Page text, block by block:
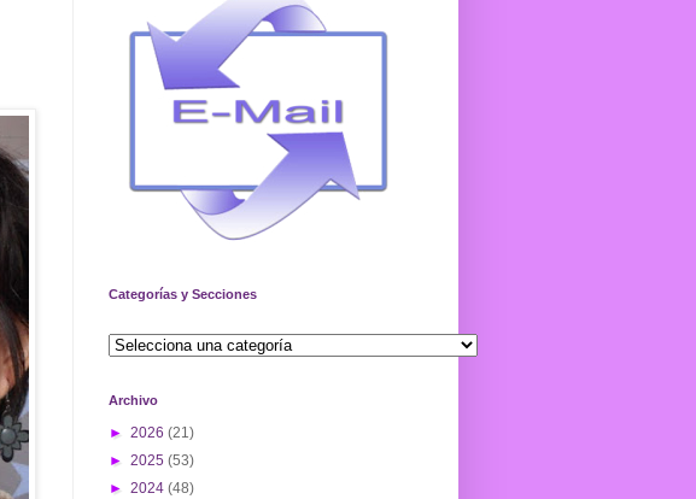
Categorías y Secciones
Archivo
► 2026 (21)
► 2025 (53)
► 2024 (48)